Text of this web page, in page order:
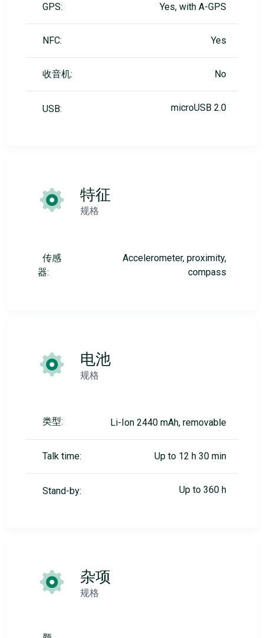
GPS: Yes, with A-GPS
NFC: Yes
收音机: No
USB: microUSB 2.0
特征
规格
传感
器:
Accelerometer, proximity,
compass
电池
规格
类型: Li-Ion 2440 mAh, removable
Talk time: Up to 12 h 30 min
Stand-by: Up to 360 h
杂项
规格